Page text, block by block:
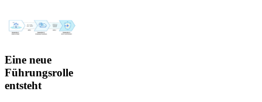
Eine neue
Führungsrolle
entsteht